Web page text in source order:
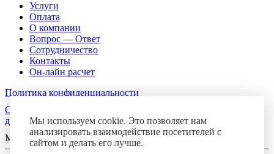
Услуги
Оплата
О компании
Вопрос — Ответ
Сотрудничество
Контакты
Он-лайн расчет
Политика конфиденциальности
Согласие посетителя сайта на обработку персональных
данных
Мы в соцсетях
Мы используем cookie. Это позволяет нам
анализировать взаимодействие посетителей с
сайтом и делать его лучше.